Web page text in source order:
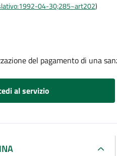
04-30;285~art202)
del pagamento di una
al servizio